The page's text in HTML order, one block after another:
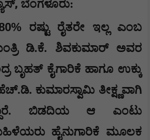
, ಬೆಂಗಳೂರು:
ರಷ್ಟು ರೈತರೇ ಇಲ್ಲ ಎಂಬ
ಡಿ.ಕೆ. ಶಿವಕುಮಾರ್ ಅವರ
ಬೃಹತ್ ಕೈಗಾರಿಕೆ ಹಾಗೂ ಉಕ್ಕು
ಕುಮಾರಸ್ವಾಮಿ ತೀಕ್ಷ್ಣವಾಗಿ
ಬಿಡದಿಯ ಆ ಎಂಟು
ಹೈನುಗಾರಿಕೆ ಮೂಲಕ